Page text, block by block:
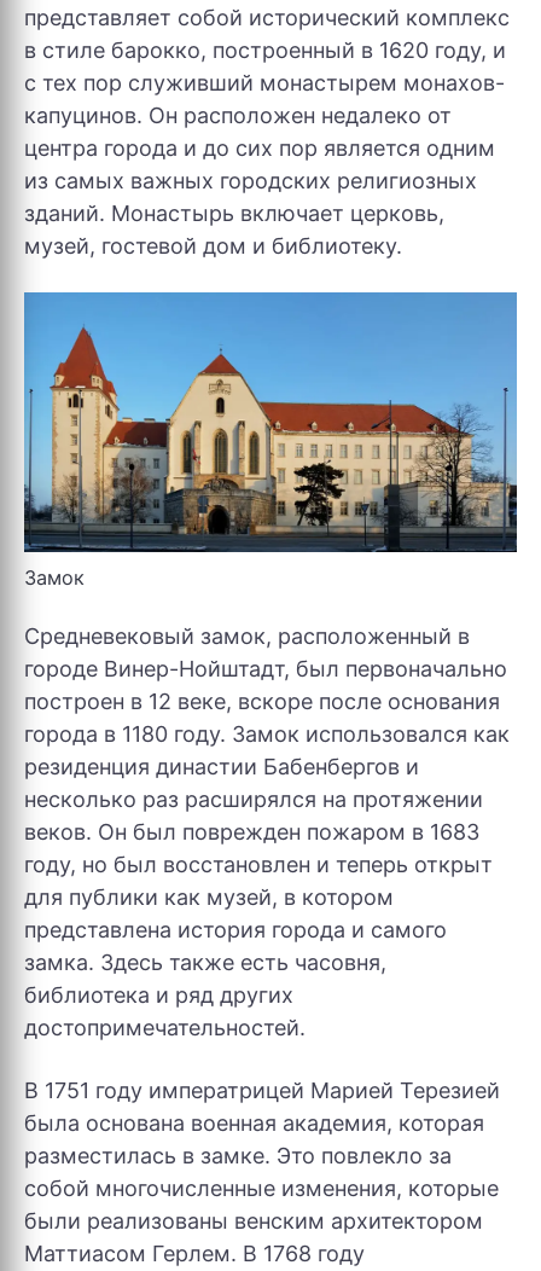
представляет собой исторический комплекс
в стиле барокко, построенный в 1620 году, и
с тех пор служивший монастырем монахов-
капуцинов. Он расположен недалеко от
центра города и до сих пор является одним
из самых важных городских религиозных
зданий. Монастырь включает церковь,
музей, гостевой дом и библиотеку.
Замок
Средневековый замок, расположенный в
городе Винер-Нойштадт, был первоначально
построен в 12 веке, вскоре после основания
города в 1180 году. Замок использовался как
резиденция династии Бабенбергов и
несколько раз расширялся на протяжении
веков. Он был поврежден пожаром в 1683
году, но был восстановлен и теперь открыт
для публики как музей, в котором
представлена история города и самого
замка. Здесь также есть часовня,
библиотека и ряд других
достопримечательностей.
В 1751 году императрицей Марией Терезией
была основана военная академия, которая
разместилась в замке. Это повлекло за
собой многочисленные изменения, которые
были реализованы венским архитектором
Маттиасом Герлем. В 1768 году